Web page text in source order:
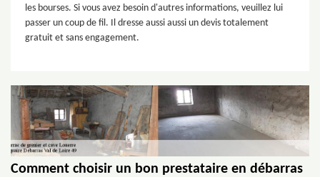
les bourses. Si vous avez besoin d'autres informations, veuillez lui
passer un coup de fil. Il dresse aussi aussi un devis totalement
gratuit et sans engagement.
Comment choisir un bon prestataire en débarras